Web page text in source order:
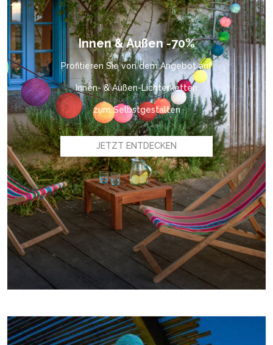
Innen & Außen -70%
Profitieren Sie von dem Angebot auf
Innen- & Außen-Lichterketten
zum Selbstgestalten
JETZT ENTDECKEN